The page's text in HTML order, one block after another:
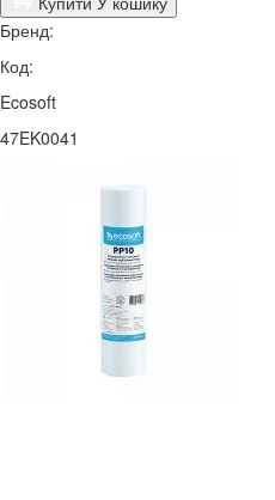
Бренд:
Код:
Ecosoft
47EK0041